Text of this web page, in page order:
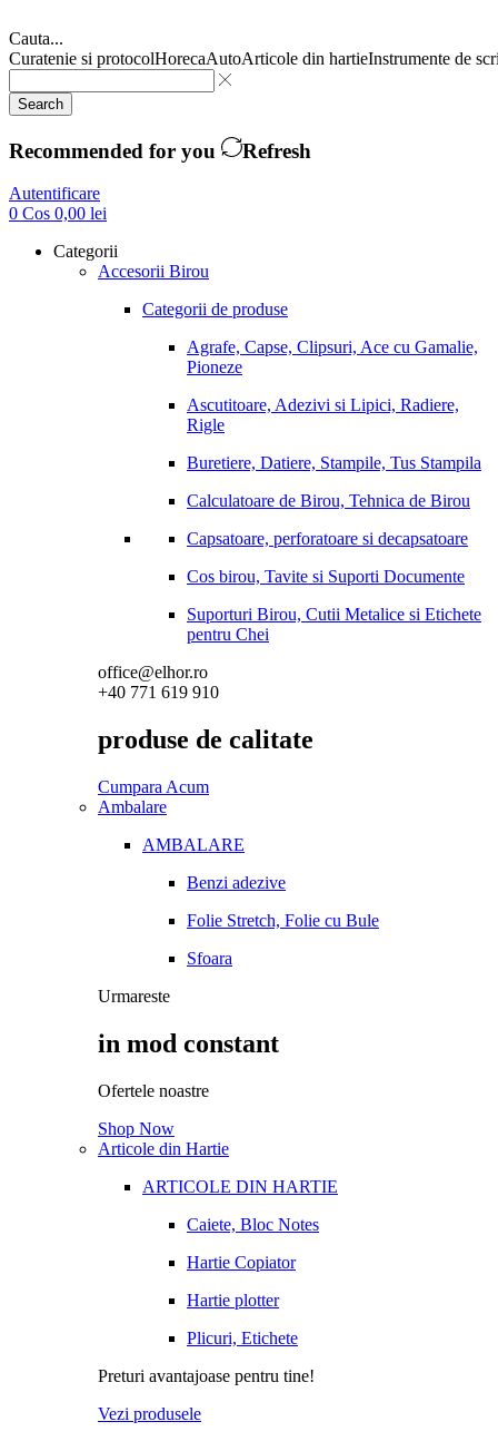
Cauta...
Curatenie si protocolHorecaAutoArticole din hartieInstrumente de
Search
Recommended for you Refresh
Autentificare
0 Cos 0,00 lei
Categorii
Accesorii Birou
Categorii de produse
Agrafe, Capse, Clipsuri, Ace cu Gamalie,
Pioneze
Ascutitoare, Adezivi si Lipici, Radiere,
Rigle
Buretiere, Datiere, Stampile, Tus Stampila
Calculatoare de Birou, Tehnica de Birou
Capsatoare, perforatoare si decapsatoare
Cos birou, Tavite si Suporti Documente
Suporturi Birou, Cutii Metalice si Etichete
pentru Chei
office@elhor.ro
+40 771 619 910
produse de calitate
Cumpara Acum
Ambalare
AMBALARE
Benzi adezive
Folie Stretch, Folie cu Bule
Sfoara
Urmareste
in mod constant
Ofertele noastre
Shop Now
Articole din Hartie
ARTICOLE DIN HARTIE
Caiete, Bloc Notes
Hartie Copiator
Hartie plotter
Plicuri, Etichete
Preturi avantajoase pentru tine!
Vezi produsele